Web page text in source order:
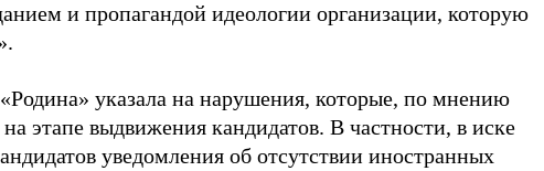
и пропагандой идеологии организации, которую
указала на нарушения, которые, по мнению
этапе выдвижения кандидатов. В частности, в иске
уведомления об отсутствии иностранных